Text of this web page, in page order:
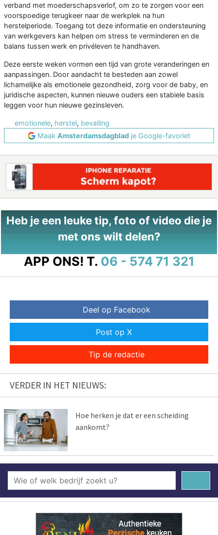
verband met moederschapsverlof, om zo te zorgen voor een
voorspoedige terugkeer naar de werkplek na hun
herstelperiode. Toegang tot deze informatie en ondersteuning
van werkgevers kan helpen om stress te verminderen en de
balans tussen werk en privéleven te handhaven.
Deze eerste weken vormen een tijd van grote veranderingen en
aanpassingen. Door aandacht te besteden aan zowel
lichamelijke als emotionele gezondheid, zorg voor de baby, en
juridische aspecten, kunnen nieuwe ouders een stabiele basis
leggen voor hun nieuwe gezinsleven.
emotionele, herstel, bevalling
Maak Amsterdamsdagblad je Google-favoriet
Heb je een leuke tip, foto of video die je
met ons wilt delen?
APP ONS! T. 06 - 574 71 321
Deel op Facebook
Post op X
Tip de redactie
VERDER IN HET NIEUWS:
Hoe herken je dat er een scheiding
aankomt?